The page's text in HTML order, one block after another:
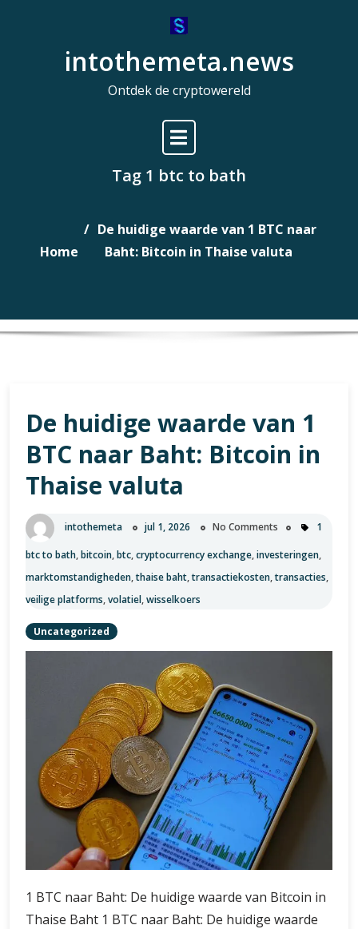
intothemeta.news
Ontdek de cryptowereld
Tag 1 btc to bath
Home
De huidige waarde van 1 BTC naar
Baht: Bitcoin in Thaise valuta
De huidige waarde van 1
BTC naar Baht: Bitcoin in
Thaise valuta
intothemeta jul 1, 2026 No Comments 1
btc to bath,bitcoin,btc,cryptocurrency exchange,investeringen,
marktomstandigheden,thaise baht,transactiekosten,transacties,
veilige platforms,volatiel,wisselkoers
Uncategorized
1 BTC naar Baht: De huidige waarde van Bitcoin in
Thaise Baht 1 BTC naar Baht: De huidige waarde